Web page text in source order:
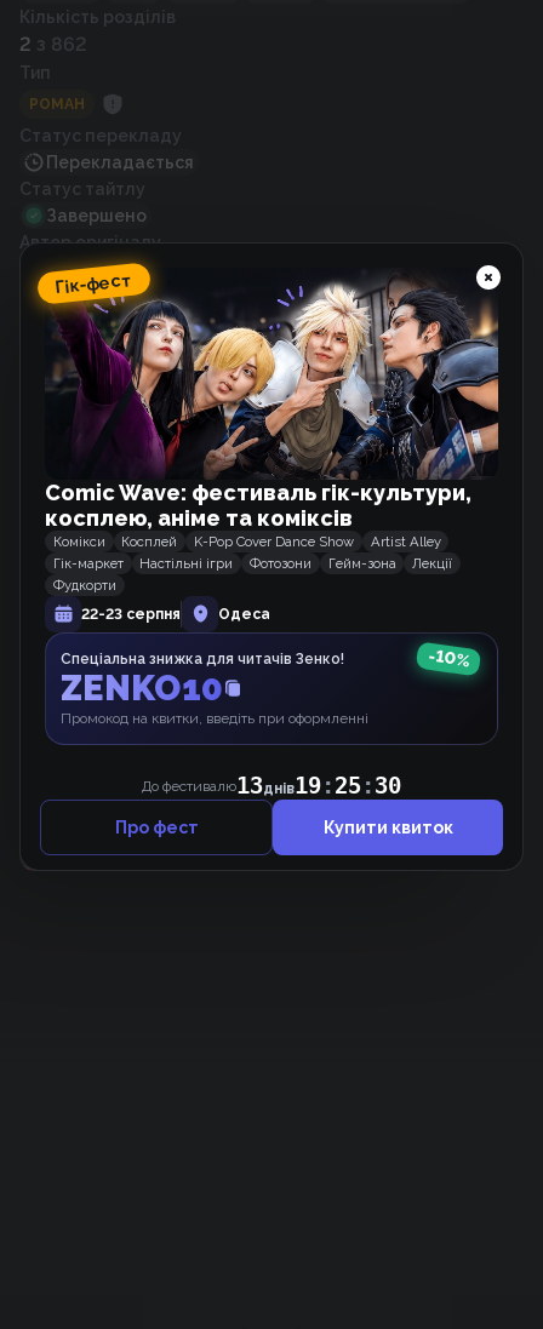
Кількість розділів
2 з 862
Тип
РОМАН
Статус перекладу
Перекладається
Статус тайтлу
Завершено
Автор оригіналу
Sadoyeon
Художник
사도연
Рік випуску
2017
Схожі тайтли
Від Солдата до Монарха
Професор Академії під прикриттям
Манхва
Вигнаний важкий лицар знає все про цю
Манґа
Гік-фест
Comic Wave: фестиваль гік-культури,
косплею, аніме та коміксів
Комікси Косплей K-Pop Cover Dance Show
Artist Alley
Гік-маркет
Настільні ігри Фотозони Гейм-зона
Лекції
Фудкорти
22-23 серпня
Одеса
Спеціальна знижка для читачів Зенко!
ZENKO10
Промокод на квитки, введіть при оформленні
-10%
До фестивалю13днів19:25:30
Про фест Купити квиток